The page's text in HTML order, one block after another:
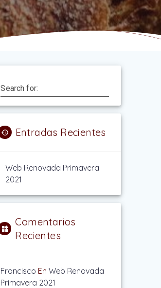
Search for:
Entradas Recientes
Web Renovada Primavera
2021
Comentarios
Recientes
Francisco EnWeb Renovada
Primavera 2021